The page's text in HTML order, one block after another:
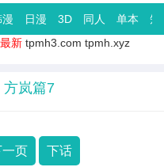
日漫 3D 同人 单本
短
最新 tpmh3.com tpmh.xyz
方岚篇7
一页 下话